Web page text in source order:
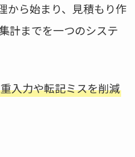
から始まり、見積もり作
計までを一つのシステ
入力や転記ミスを削減